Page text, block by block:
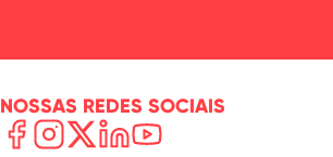
NOSSAS REDES SOCIAIS